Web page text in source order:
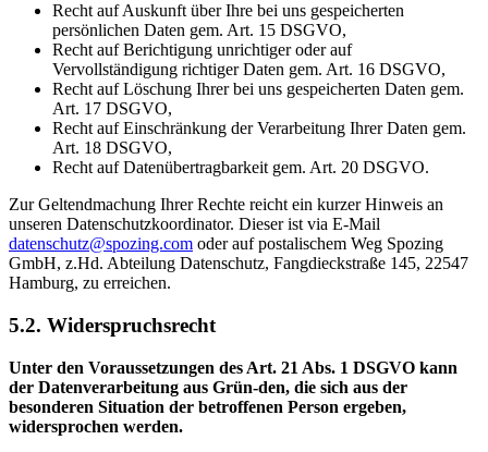
Recht auf Auskunft über Ihre bei uns gespeicherten
persönlichen Daten gem. Art. 15 DSGVO,
Recht auf Berichtigung unrichtiger oder auf
Vervollständigung richtiger Daten gem. Art. 16 DSGVO,
Recht auf Löschung Ihrer bei uns gespeicherten Daten gem.
Art. 17 DSGVO,
Recht auf Einschränkung der Verarbeitung Ihrer Daten gem.
Art. 18 DSGVO,
Recht auf Datenübertragbarkeit gem. Art. 20 DSGVO.
Zur Geltendmachung Ihrer Rechte reicht ein kurzer Hinweis an
unseren Datenschutzkoordinator. Dieser ist via E-Mail
datenschutz@spozing.com oder auf postalischem Weg Spozing
GmbH, z.Hd. Abteilung Datenschutz, Fangdieckstraße 145, 22547
Hamburg, zu erreichen.
5.2. Widerspruchsrecht
Unter den Voraussetzungen des Art. 21 Abs. 1 DSGVO kann
der Datenverarbeitung aus Grün-den, die sich aus der
besonderen Situation der betroffenen Person ergeben,
widersprochen werden.